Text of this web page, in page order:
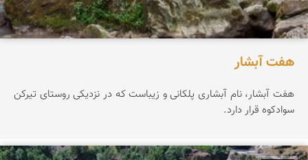
هفت آبشار
هفت آبشار، نام آبشاری پلکانی و زیباست که در نزدیکی روستای تیرکن
سوادکوه قرار دارد.